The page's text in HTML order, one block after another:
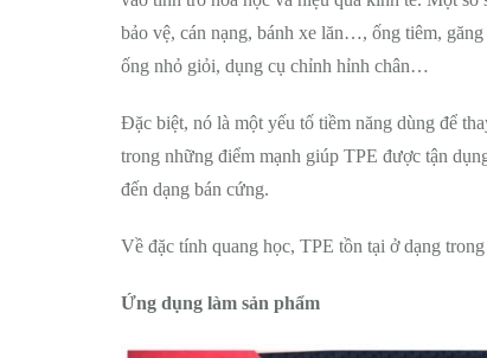
bảo vệ, cán nạng, bánh xe lăn…, ống tiêm,
ống nhỏ giỏi, dụng cụ chỉnh hỉnh chân…
Đặc biệt, nó là một yếu tố tiềm năng dùng để
trong những điểm mạnh giúp TPE được tận
đến dạng bán cứng.
Về đặc tính quang học, TPE tồn tại ở dạng
Ứng dụng làm sản phẩm